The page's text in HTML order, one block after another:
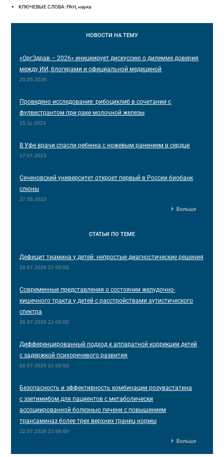
КЛЮЧЕВЫЕ СЛОВА: РАН, наука
НОВОСТИ НА ТЕМУ
«ОргЗдрав – 2026» инициирует дискуссию о дилемме доверия
между ИИ, блогерами и официальной медициной
20.05.2026
Проведено исследование: рибоциклиб в сочетании с
фулвестрантом при раке молочной железы
15.11.2023
В Уфе врачи спасли ребенка с ножевым ранением в сердце
17.07.2023
Сеченовский университет откроет первый в России биобанк
слюны
27.06.2023
Больше
СТАТЬИ ПО ТЕМЕ
Дефицит тиамина у детей: непростые диагностические решения
26.07.2026 21:00:00
Современные представления о состоянии желудочно-
кишечного тракта у детей с расстройствами аутистического
спектра
26.07.2026 21:00:00
Дифференцированный подход к аппаратной коррекции детей
с задержкой психоречевого развития
26.07.2026 21:00:00
Безопасность и эффективность комбинации розувастатина
с эзетимибом для пациентов с метаболически
ассоциированной болезнью печени с повышением
трансаминаз более трех верхних границ нормы
22.07.2026 21:00:00
Больше